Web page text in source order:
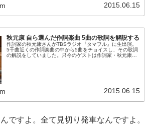
2015.06.15
秋元康 自ら選んだ作詞楽曲 5曲の歌詞を解説する
作詞家の秋元康さんがTBSラジオ『タマフル』に生出演。
5千曲近くの作詞楽曲の中から5曲をチョイスし、その歌詞
の解説をしていました。只今のゲストは作詞家・秋元康さ
2015.06.15
ですよ。全て見切り発車なんですよ。